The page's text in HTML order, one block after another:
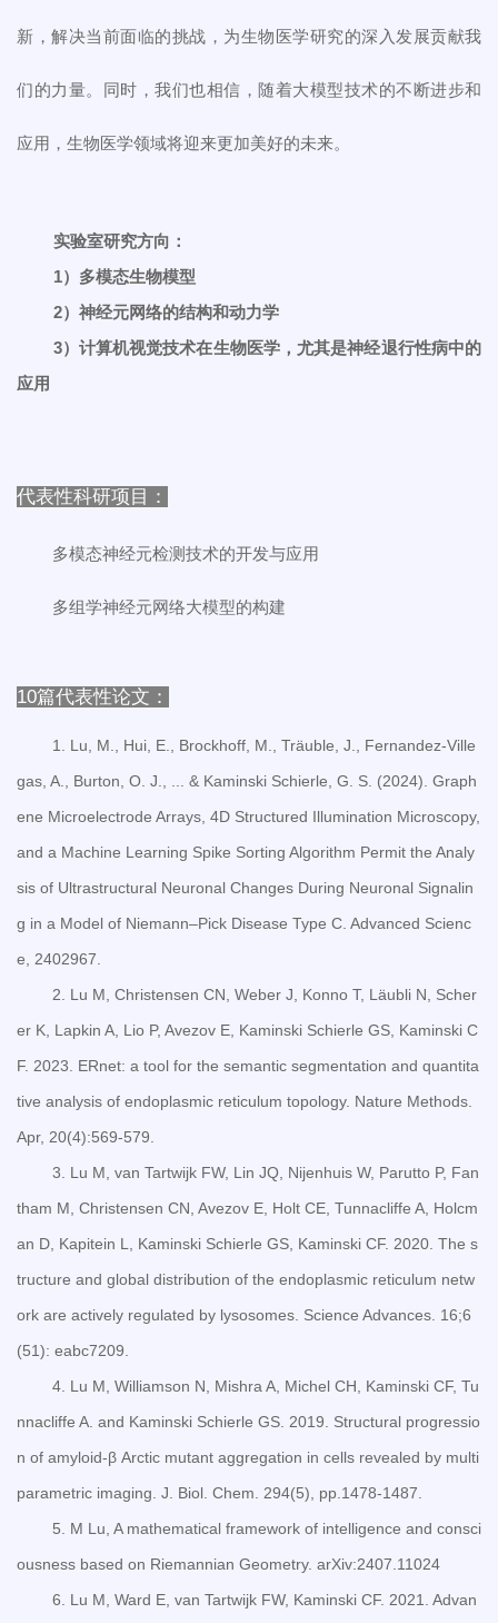
新，解决当前面临的挑战，为生物医学研究的深入发展贡献我
们的力量。同时，我们也相信，随着大模型技术的不断进步和
应用，生物医学领域将迎来更加美好的未来。
实验室研究方向：
1）多模态生物模型
2）神经元网络的结构和动力学
3）计算机视觉技术在生物医学，尤其是神经退行性病中的
应用
代表性科研项目：
多模态神经元检测技术的开发与应用
多组学神经元网络大模型的构建
10篇代表性论文：
1. Lu, M., Hui, E., Brockhoff, M., Träuble, J., Fernandez‐Ville
gas, A., Burton, O. J., ... & Kaminski Schierle, G. S. (2024). Graph
ene Microelectrode Arrays, 4D Structured Illumination Microscopy,
and a Machine Learning Spike Sorting Algorithm Permit the Analy
sis of Ultrastructural Neuronal Changes During Neuronal Signalin
g in a Model of Niemann–Pick Disease Type C. Advanced Scienc
e, 2402967.
2. Lu M, Christensen CN, Weber J, Konno T, Läubli N, Scher
er K, Lapkin A, Lio P, Avezov E, Kaminski Schierle GS, Kaminski C
F. 2023. ERnet: a tool for the semantic segmentation and quantita
tive analysis of endoplasmic reticulum topology. Nature Methods.
Apr, 20(4):569-579.
3. Lu M, van Tartwijk FW, Lin JQ, Nijenhuis W, Parutto P, Fan
tham M, Christensen CN, Avezov E, Holt CE, Tunnacliffe A, Holcm
an D, Kapitein L, Kaminski Schierle GS, Kaminski CF. 2020. The s
tructure and global distribution of the endoplasmic reticulum netw
ork are actively regulated by lysosomes. Science Advances. 16;6
(51): eabc7209.
4. Lu M, Williamson N, Mishra A, Michel CH, Kaminski CF, Tu
nnacliffe A. and Kaminski Schierle GS. 2019. Structural progressio
n of amyloid-β Arctic mutant aggregation in cells revealed by multi
parametric imaging. J. Biol. Chem. 294(5), pp.1478-1487.
5. M Lu, A mathematical framework of intelligence and consci
ousness based on Riemannian Geometry. arXiv:2407.11024
6. Lu M, Ward E, van Tartwijk FW, Kaminski CF. 2021. Advan